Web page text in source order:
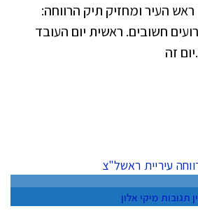
העיר ומחזיק תיק הרווחה:
ציינו 2 אירועים חשובים. ראשית יום העובד
זה
תגובות מיקי אלון